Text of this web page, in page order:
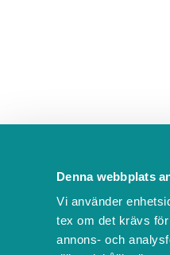
Denna webbplats
Vi använder
tex om det krävs
annons- och